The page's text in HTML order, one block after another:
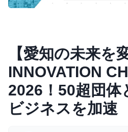
【愛知の未来を
INNOVATION
2026！50超団体
ビジネスを加速